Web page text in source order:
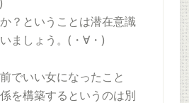
？ということは潜在意識
ましょう。(・∀・)
でいい女になったこと
を構築するというのは別